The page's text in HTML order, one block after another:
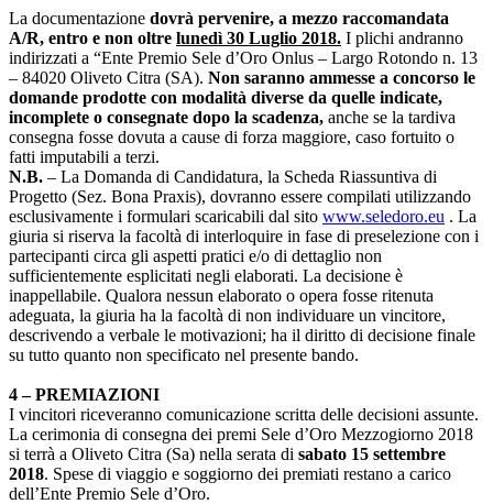
La documentazione dovrà pervenire, a mezzo raccomandata
A/R, entro e non oltre lunedì 30 Luglio 2018. I plichi andranno
indirizzati a “Ente Premio Sele d’Oro Onlus – Largo Rotondo n. 13
– 84020 Oliveto Citra (SA). Non saranno ammesse a concorso le
domande prodotte con modalità diverse da quelle indicate,
incomplete o consegnate dopo la scadenza, anche se la tardiva
consegna fosse dovuta a cause di forza maggiore, caso fortuito o
fatti imputabili a terzi.
N.B. – La Domanda di Candidatura, la Scheda Riassuntiva di
Progetto (Sez. Bona Praxis), dovranno essere compilati utilizzando
esclusivamente i formulari scaricabili dal sito www.seledoro.eu . La
giuria si riserva la facoltà di interloquire in fase di preselezione con i
partecipanti circa gli aspetti pratici e/o di dettaglio non
sufficientemente esplicitati negli elaborati. La decisione è
inappellabile. Qualora nessun elaborato o opera fosse ritenuta
adeguata, la giuria ha la facoltà di non individuare un vincitore,
descrivendo a verbale le motivazioni; ha il diritto di decisione finale
su tutto quanto non specificato nel presente bando.
4 – PREMIAZIONI
I vincitori riceveranno comunicazione scritta delle decisioni assunte.
La cerimonia di consegna dei premi Sele d’Oro Mezzogiorno 2018
si terrà a Oliveto Citra (Sa) nella serata di sabato 15 settembre
2018. Spese di viaggio e soggiorno dei premiati restano a carico
dell’Ente Premio Sele d’Oro.